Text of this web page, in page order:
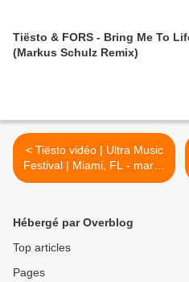
Tiësto & FORS - Bring Me To
(Markus Schulz Remix)
< Tiësto vidéo | Ultra Music
Festival | Miami, FL - march
19, 2016
Hébergé par Overblog
Top articles
Pages